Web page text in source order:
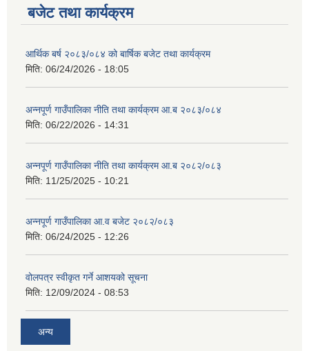
बजेट तथा कार्यक्रम
आर्थिक बर्ष २०८३/०८४ को बार्षिक बजेट तथा कार्यक्रम
मिति: 06/24/2026 - 18:05
अन्नपूर्ण गाउँपालिका नीति तथा कार्यक्रम आ.ब २०८३/०८४
मिति: 06/22/2026 - 14:31
अन्नपूर्ण गाउँपालिका नीति तथा कार्यक्रम आ.ब २०८२/०८३
मिति: 11/25/2025 - 10:21
अन्नपूर्ण गाउँपालिका आ.व बजेट २०८२/०८३
मिति: 06/24/2025 - 12:26
वोलपत्र स्वीकृत गर्ने आशयको सूचना
मिति: 12/09/2024 - 08:53
अन्य